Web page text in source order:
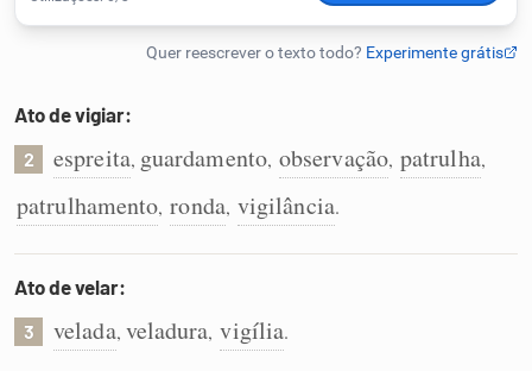
Cata-letras
Conexões
Caça-palavras
Ato de vigiar:
2 espreita, guardamento, observação, patrulha,
patrulhamento, ronda, vigilância.
Ato de velar:
3 velada, veladura, vigília.